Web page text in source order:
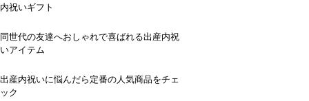
内祝いギフト
同世代の友達へおしゃれで喜ばれる出産内祝
いアイテム
出産内祝いに悩んだら定番の人気商品をチェ
ック